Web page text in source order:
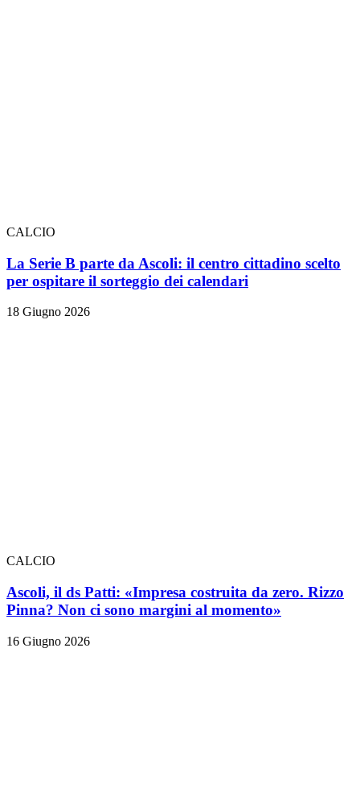
CALCIO
La Serie B parte da Ascoli: il centro cittadino scelto
per ospitare il sorteggio dei calendari
18 Giugno 2026
CALCIO
Ascoli, il ds Patti: «Impresa costruita da zero. Rizzo
Pinna? Non ci sono margini al momento»
16 Giugno 2026